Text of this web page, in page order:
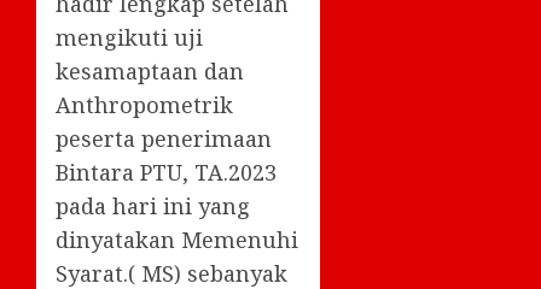
mengikuti uji
kesamaptaan dan
Anthropometrik
peserta penerimaan
Bintara PTU, TA.2023
pada hari ini yang
dinyatakan Memenuhi
Syarat.( MS) sebanyak